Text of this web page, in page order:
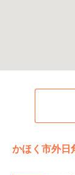
かほく市外日